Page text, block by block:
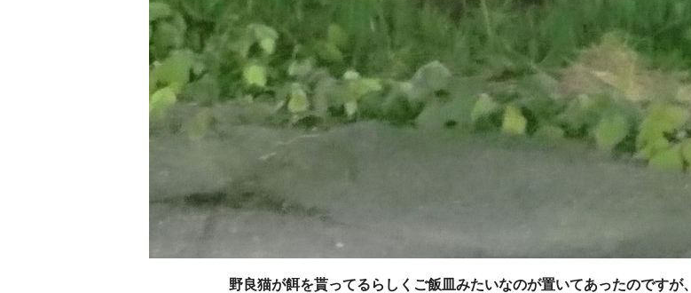
野良猫が餌を貰ってるらしくご飯皿みたいなのが置いてあったのですが、